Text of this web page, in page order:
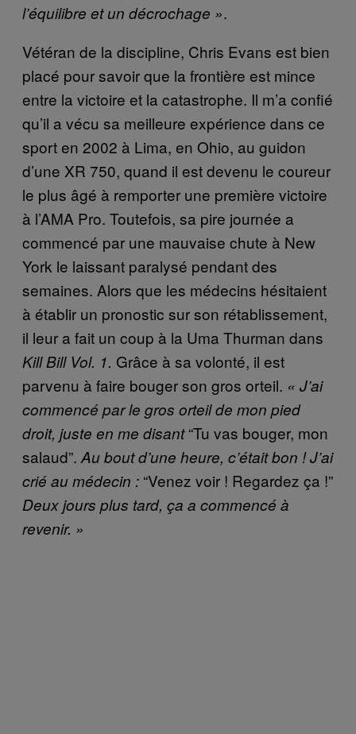
l’équilibre et un décrochage ».
Vétéran de la discipline, Chris Evans est bien
placé pour savoir que la frontière est mince
entre la victoire et la catastrophe. Il m’a confié
qu’il a vécu sa meilleure expérience dans ce
sport en 2002 à Lima, en Ohio, au guidon
d’une XR 750, quand il est devenu le coureur
le plus âgé à remporter une première victoire
à l’AMA Pro. Toutefois, sa pire journée a
commencé par une mauvaise chute à New
York le laissant paralysé pendant des
semaines. Alors que les médecins hésitaient
à établir un pronostic sur son rétablissement,
il leur a fait un coup à la Uma Thurman dans
Kill Bill Vol. 1. Grâce à sa volonté, il est
parvenu à faire bouger son gros orteil. « J’ai
commencé par le gros orteil de mon pied
droit, juste en me disant“Tu vas bouger, mon
salaud”. Au bout d’une heure, c’était bon ! J’ai
crié au médecin : “Venez voir ! Regardez ça !”
Deux jours plus tard, ça a commencé à
revenir. »